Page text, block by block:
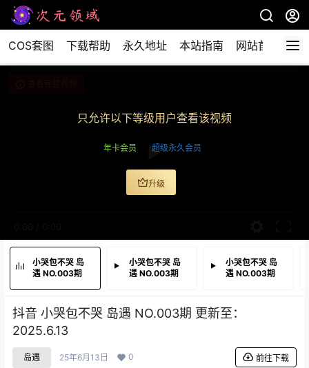
COS套图 下载帮助 永久地址 本站指南 网站首页
只允许以下等级用户查看该视频
年卡会员 超级永久会员
升级
小哭包不哭 岛
遇 NO.003期
小哭包不哭 岛
遇 NO.003期
小哭包不哭 岛
遇 NO.003期
抖音 小哭包不哭 岛遇 NO.003期 更新至：
2025.6.13
岛遇 25年6月13日 0 前往下载